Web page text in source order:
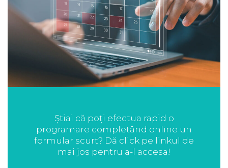
Știai că poți efectua rapid o
programare completând online un
formular scurt? Dă click pe linkul de
mai jos pentru a-l accesa!